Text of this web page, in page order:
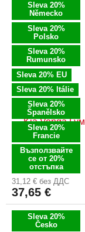
Sleva 20%
Německo
Sleva 20%
Polsko
Sleva 20%
Rumunsko
Sleva 20% EU
Sleva 20% Itálie
Sleva 20%
Španělsko
Sleva 20%
Francie
Възползвайте
се от 20%
отстъпка
Kia Venga
31,12 € без ДДС
37,65 €
Sleva 20%
Česko